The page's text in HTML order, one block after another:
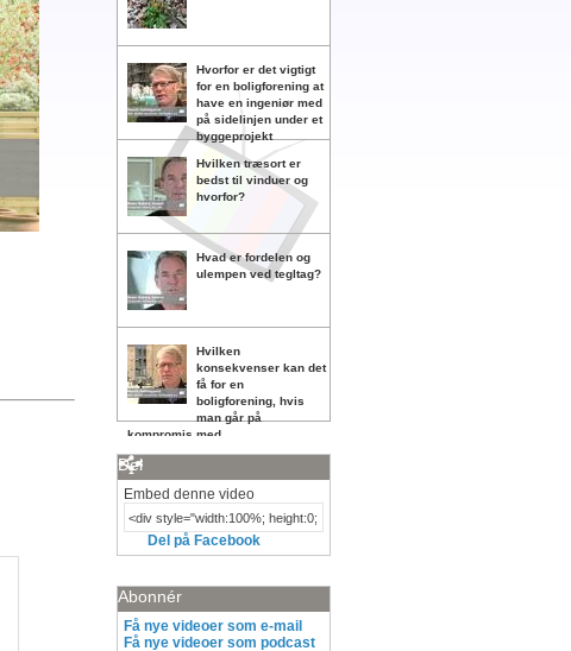
Hvorfor er det vigtigt
for en boligforening at
have en ingeniør med
på sidelinjen under et
byggeprojekt
Hvilken træsort er
bedst til vinduer og
hvorfor?
Hvad er fordelen og
ulempen ved tegltag?
Hvilken
konsekvenser kan det
få for en
boligforening, hvis
man går på
kompromis med
Del
Embed denne video
Del på Facebook
Abonnér
Få nye videoer som e-mail
Få nye videoer som podcast